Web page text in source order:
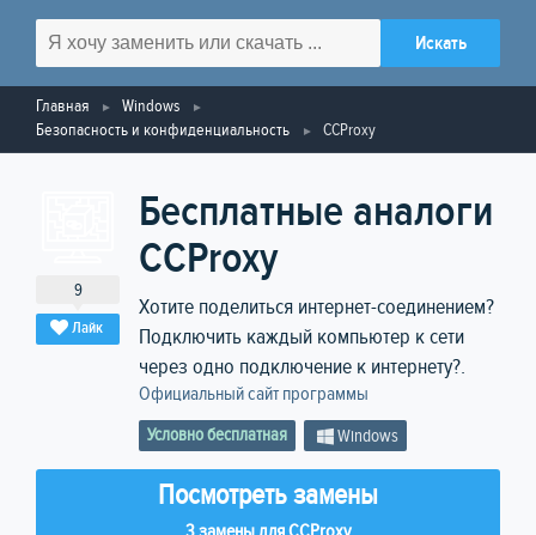
Главная
Windows
Безопасность и конфиденциальность
CCProxy
9
Лайк
Бесплатные аналоги
CCProxy
Хотите поделиться интернет-соединением?
Подключить каждый компьютер к сети
через одно подключение к интернету?.
Официальный сайт программы
Условно бесплатная Windows
Посмотреть замены